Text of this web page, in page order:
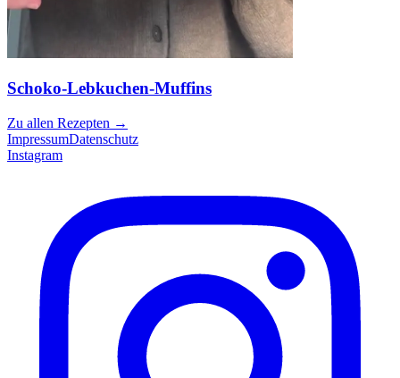
Schoko-Lebkuchen-Muffins
Zu allen Rezepten →
ImpressumDatenschutz
Instagram